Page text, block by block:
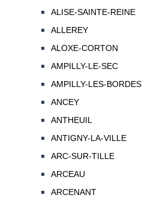
ALISE-SAINTE-REINE
ALLEREY
ALOXE-CORTON
AMPILLY-LE-SEC
AMPILLY-LES-BORDES
ANCEY
ANTHEUIL
ANTIGNY-LA-VILLE
ARC-SUR-TILLE
ARCEAU
ARCENANT